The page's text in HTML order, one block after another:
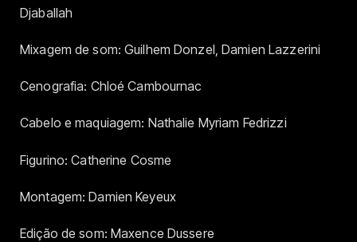
Djaballah
Mixagem de som: Guilhem Donzel, Damien Lazzerini
Cenografia: Chloé Cambournac
Cabelo e maquiagem: Nathalie Myriam Fedrizzi
Figurino: Catherine Cosme
Montagem: Damien Keyeux
Edição de som: Maxence Dussere